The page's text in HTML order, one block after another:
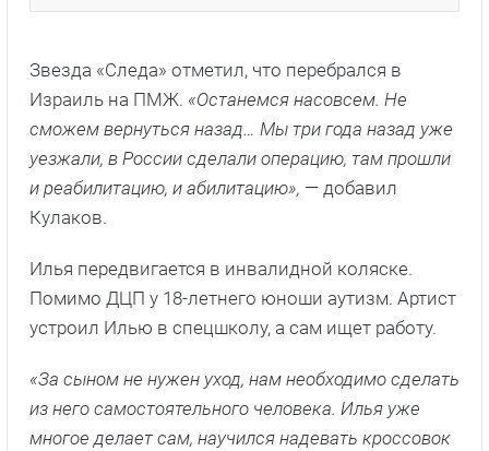
Звезда «Следа» отметил, что перебрался в
Израиль на ПМЖ. «Останемся насовсем. Не
сможем вернуться назад… Мы три года назад уже
уезжали, в России сделали операцию, там прошли
и реабилитацию, и абилитацию», — добавил
Кулаков.
Илья передвигается в инвалидной коляске.
Помимо ДЦП у 18-летнего юноши аутизм. Артист
устроил Илью в спецшколу, а сам ищет работу.
«За сыном не нужен уход, нам необходимо сделать
из него самостоятельного человека. Илья уже
многое делает сам, научился надевать кроссовок